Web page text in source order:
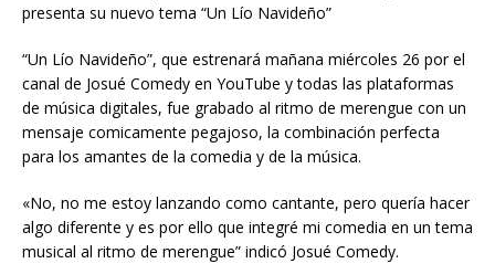
presenta su nuevo tema “Un Lío Navideño”
“Un Lío Navideño”, que estrenará mañana miércoles 26 por el
canal de Josué Comedy en YouTube y todas las plataformas
de música digitales, fue grabado al ritmo de merengue con un
mensaje comicamente pegajoso, la combinación perfecta
para los amantes de la comedia y de la música.
«No, no me estoy lanzando como cantante, pero quería hacer
algo diferente y es por ello que integré mi comedia en un tema
musical al ritmo de merengue” indicó Josué Comedy.